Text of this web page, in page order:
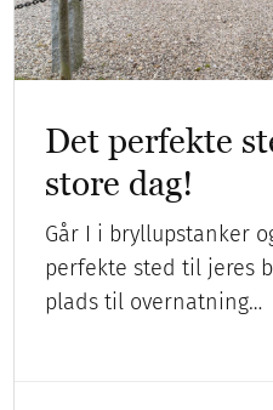
Det perfekte
store dag!
Går I i bryllupstanker
perfekte sted til jeres
plads til overnatning…